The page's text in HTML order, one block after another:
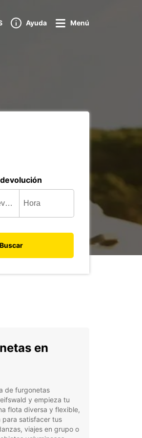
Ayuda Menú
Buscar
en
de furgonetas
y empieza tu
flota diversa y flexible,
satisfacer tus
viajes en grupo o